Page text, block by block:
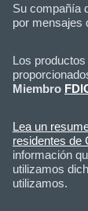
Su compañía
por mensajes
Los
Miembro
Lea un
residentes de
información
utilizamos
utilizamos.